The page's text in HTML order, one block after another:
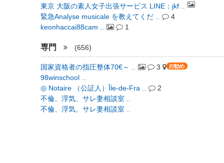
東京 大阪の素人女子出張サービス LINE：jkf ..
緊急Analyse musicale を教えてくだ ..
4
keonhaccai88cam ..
1
専門 (656)
国家資格者の指圧整体70€～ ..
3
98winschool ..
◎ Notaire （公証人）Île-de-Fra ..
2
不倫、浮気、サレ妻相談室 ..
不倫、浮気、サレ妻相談室 ..